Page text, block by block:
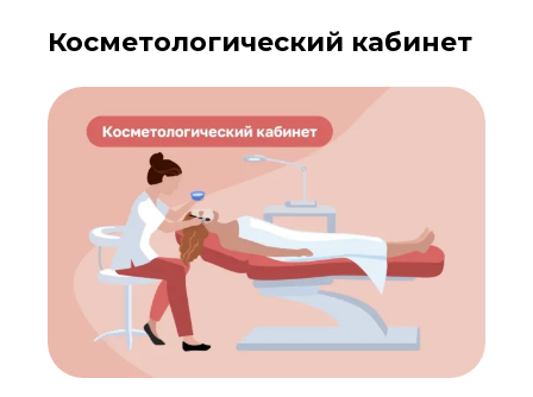
Косметологический кабинет